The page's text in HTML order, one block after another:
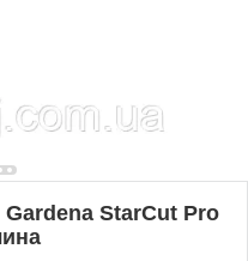
Gardena StarCut Pro